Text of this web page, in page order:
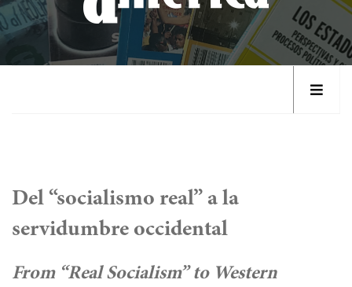
Del “socialismo real” a la
servidumbre occidental
From “Real Socialism” to Western